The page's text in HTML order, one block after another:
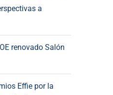
a
renovado Salón
Effie por la